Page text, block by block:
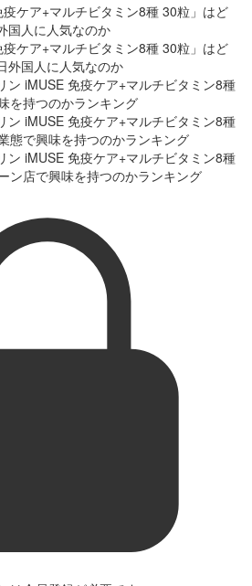
疫ケア+マルチビタミン8種 30粒」はど
国人に人気なのか
疫ケア+マルチビタミン8種 30粒」はど
外国人に人気なのか
ン iMUSE 免疫ケア+マルチビタミン8種
を持つのかランキング
ン iMUSE 免疫ケア+マルチビタミン8種
態で興味を持つのかランキング
ン iMUSE 免疫ケア+マルチビタミン8種
ン店で興味を持つのかランキング